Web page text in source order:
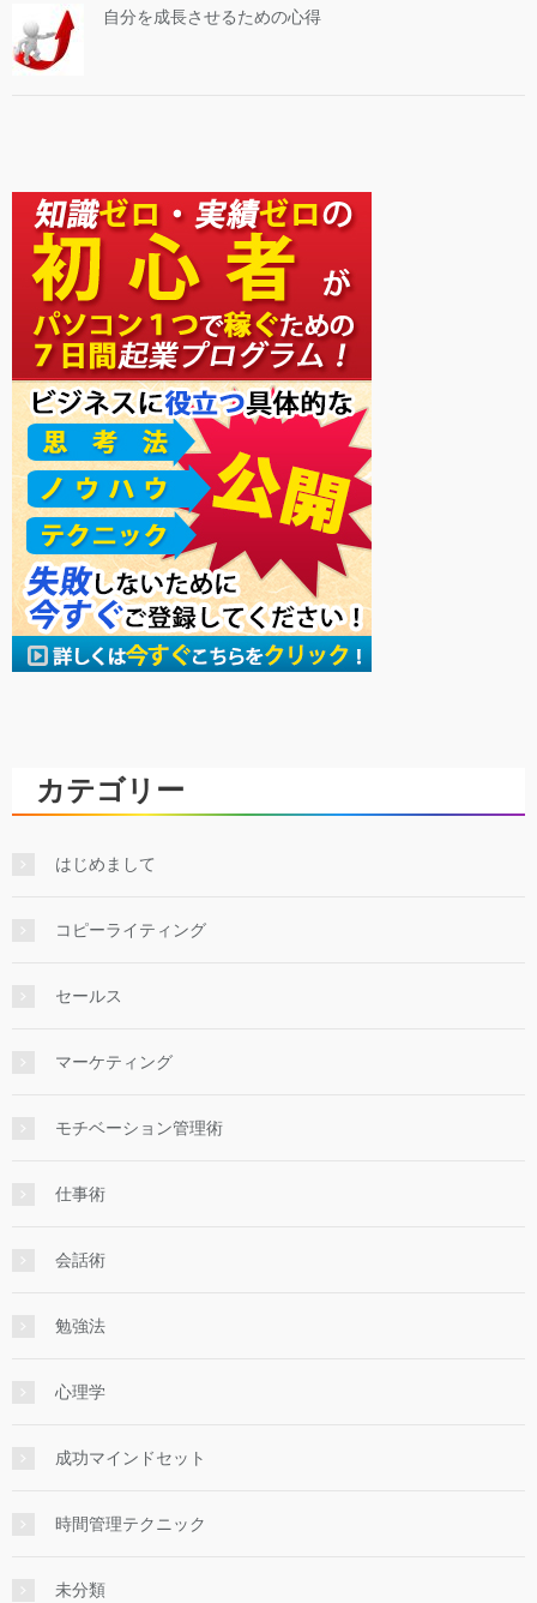
自分を成長させるための心得
カテゴリー
はじめまして
コピーライティング
セールス
マーケティング
モチベーション管理術
仕事術
会話術
勉強法
心理学
成功マインドセット
時間管理テクニック
未分類